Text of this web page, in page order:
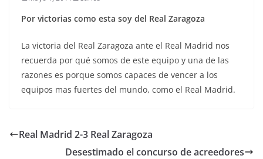
Por victorias como esta soy del Real Zaragoza
La victoria del Real Zaragoza ante el Real Madrid nos
recuerda por qué somos de este equipo y una de las
razones es porque somos capaces de vencer a los
equipos mas fuertes del mundo, como el Real Madrid.
Real Madrid 2-3 Real Zaragoza
Desestimado el concurso de acreedores